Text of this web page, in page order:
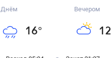
Днём
16°
Вечером
12